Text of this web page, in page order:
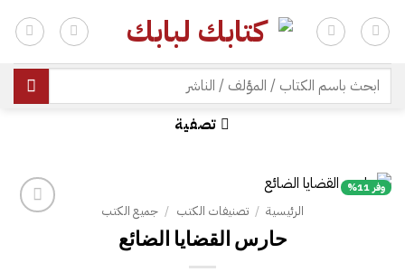
للمحتوى
البحث
عن:
تصفية
وفر 11%
الرئيسية / تصنيفات الكتب / جميع الكتب
حارس القضايا الضائع
| شحن مجاني للطلبات +300 ريال | تغليف مجاني للطلبات +150 ريال |